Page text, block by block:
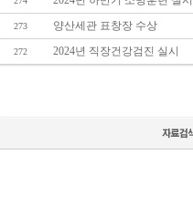
273 양산세관 표창장 수상
272 2024년 직장건강검진 실시